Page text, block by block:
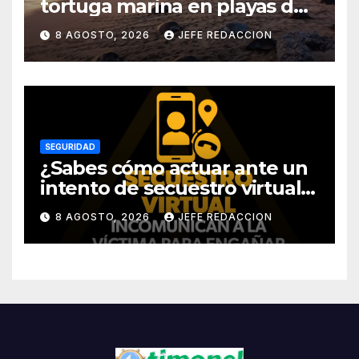
tortuga marina en playas de
Michoacán
8 AGOSTO, 2026 JEFE REDACCION
SEGURIDAD
¿Sabes cómo actuar ante un
intento de secuestro virtual?
La SSP te guía para evitarlo
8 AGOSTO, 2026 JEFE REDACCION